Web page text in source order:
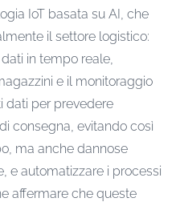
IoT basata su AI, che
il settore logistico:
in tempo reale,
e il monitoraggio
dati per prevedere
consegna, evitando così
ma anche dannose
e automatizzare i processi
affermare che queste